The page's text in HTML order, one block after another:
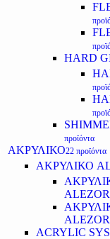
HARD
προϊόντα
ΑΚΡΥΛΙΚΟ22 προϊόντα
ΑΚΡΥΛΙΚΟ
ACRYLIC